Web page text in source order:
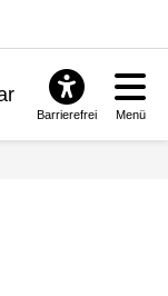
Barrierefrei Menü